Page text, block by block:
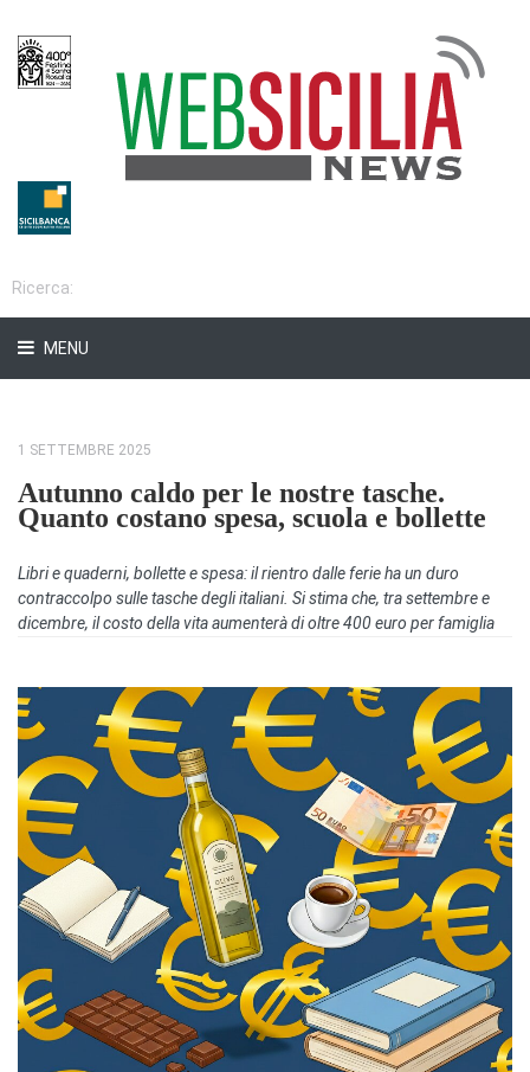
MENU
1 SETTEMBRE 2025
Autunno caldo per le nostre tasche.
Quanto costano spesa, scuola e bollette
Libri e quaderni, bollette e spesa: il rientro dalle ferie ha un duro
contraccolpo sulle tasche degli italiani. Si stima che, tra settembre e
dicembre, il costo della vita aumenterà di oltre 400 euro per famiglia